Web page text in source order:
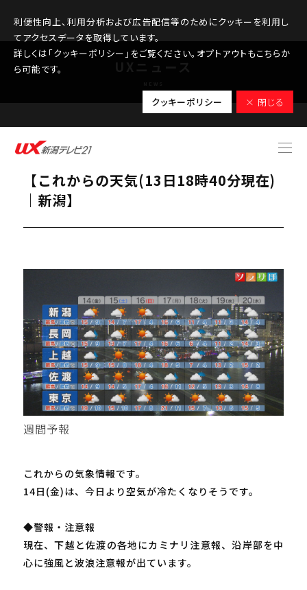
利便性向上、利用分析および広告配信等のためにクッキーを利用し
てアクセスデータを取得しています。
詳しくは「クッキーポリシー」をご覧ください。オプトアウトもこちらか
ら可能です。
クッキーポリシー × 閉じる
2025.11.13
紅葉のピークは平地に、週末の天気は？
【これからの天気(13日18時40分現在)
｜新潟】
週間予報
これからの気象情報です。
14日(金)は、今日より空気が冷たくなりそうです。
◆警報・注意報
現在、下越と佐渡の各地にカミナリ注意報、沿岸部を中
心に強風と波浪注意報が出ています。